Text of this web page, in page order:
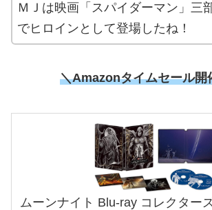
ＭＪは映画「スパイダーマン」三
でヒロインとして登場したね！
＼Amazonタイムセール開
ムーンナイト Blu-ray コレクター